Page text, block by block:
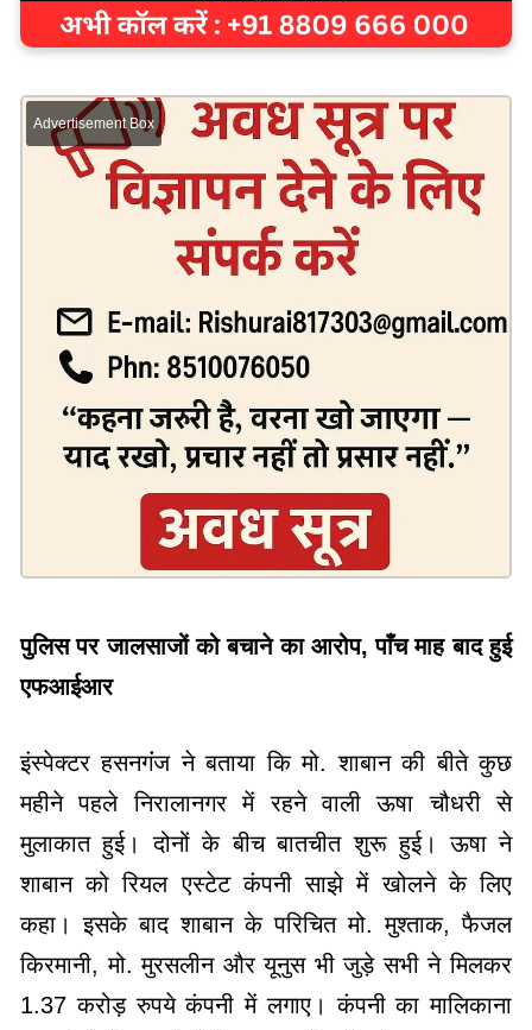
Advertisement Box
पुलिस पर जालसाजों को बचाने का आरोप, पाँच माह बाद हुई
एफआईआर
इंस्पेक्टर हसनगंंज ने बताया कि मो. शाबान की बीते कुछ
महीने पहले निरालानगर में रहने वाली ऊषा चौधरी से
मुलाकात हुई। दोनों के बीच बातचीत शुरू हुई। ऊषा ने
शाबान को रियल एस्टेट कंपनी साझे में खोलने के लिए
कहा। इसके बाद शाबान के परिचित मो. मुश्ताक, फैजल
किरमानी, मो. मुरसलीन और यूनुस भी जुड़े सभी ने मिलकर
1.37 करोड़ रुपये कंपनी में लगाए। कंपनी का मालिकाना